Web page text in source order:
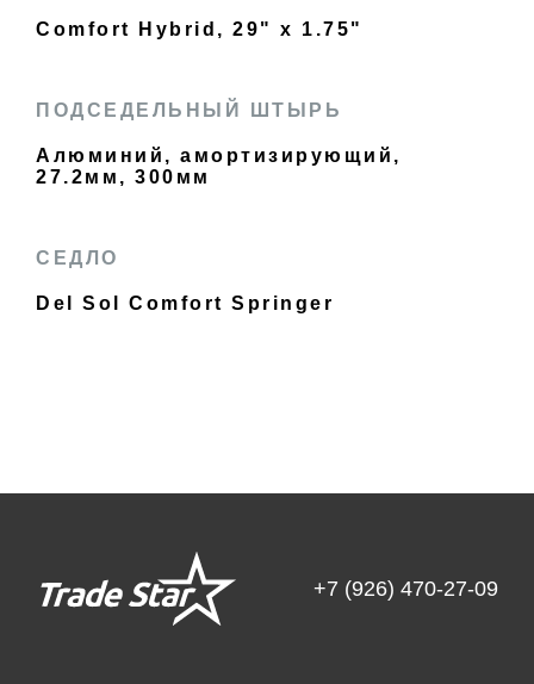
Comfort Hybrid, 29" x 1.75"
ПОДСЕДЕЛЬНЫЙ ШТЫРЬ
Алюминий, амортизирующий,
27.2мм, 300мм
СЕДЛО
Del Sol Comfort Springer
+7 (926) 470-27-09